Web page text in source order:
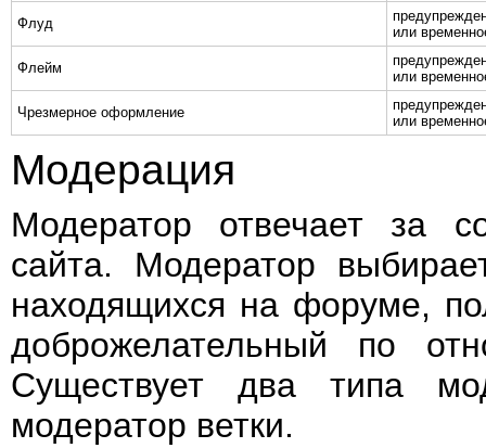
Флуд
или
Флейм
или
Чрезмерное оформление
или
Модерация
Модератор отвечает за
сайта. Модератор
находящихся на форуме,
доброжелательный по
Существует два типа
модератор ветки.